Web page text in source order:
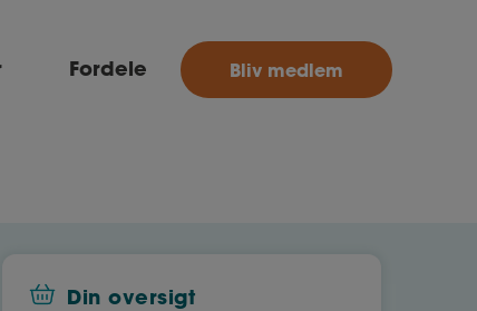
Ase
Fordele Bliv medlem
Din oversigt